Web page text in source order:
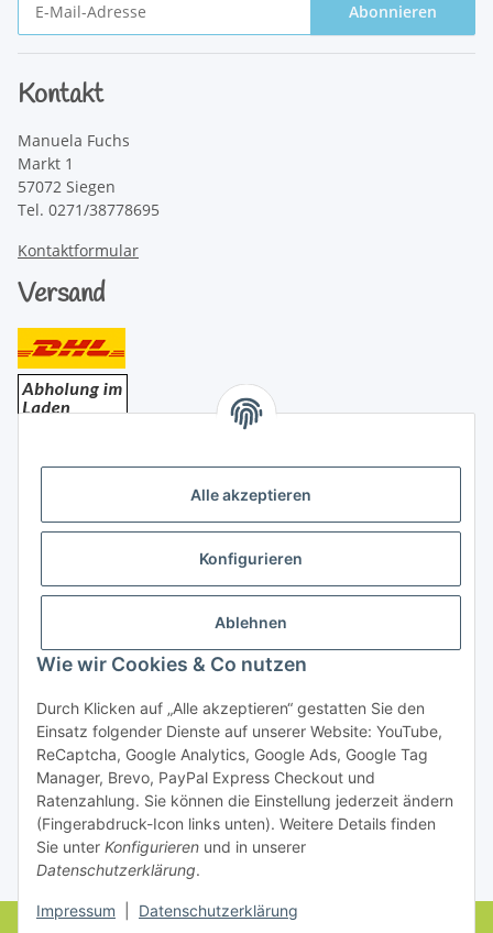
Alle akzeptieren
Konfigurieren
Ablehnen
Wie wir Cookies & Co nutzen
Durch Klicken auf „Alle akzeptieren“ gestatten Sie den
Einsatz folgender Dienste auf unserer Website: YouTube,
ReCaptcha, Google Analytics, Google Ads, Google Tag
Manager, Brevo, PayPal Express Checkout und
Ratenzahlung. Sie können die Einstellung jederzeit ändern
(Fingerabdruck-Icon links unten). Weitere Details finden
Sie unter Konfigurieren und in unserer
Datenschutzerklärung.
Impressum Datenschutzerklärung
Abonnieren
Kontakt
Manuela Fuchs
Markt 1
57072 Siegen
Tel. 0271/38778695
Kontaktformular
Versand
Rechtliches
Vertrag widerrufen
* Alle Preise inkl. gesetzlicher USt., zzgl.